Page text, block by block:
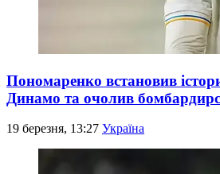
Пономаренко встановив
Динамо та очолив
19 березня, 13:27 Україна